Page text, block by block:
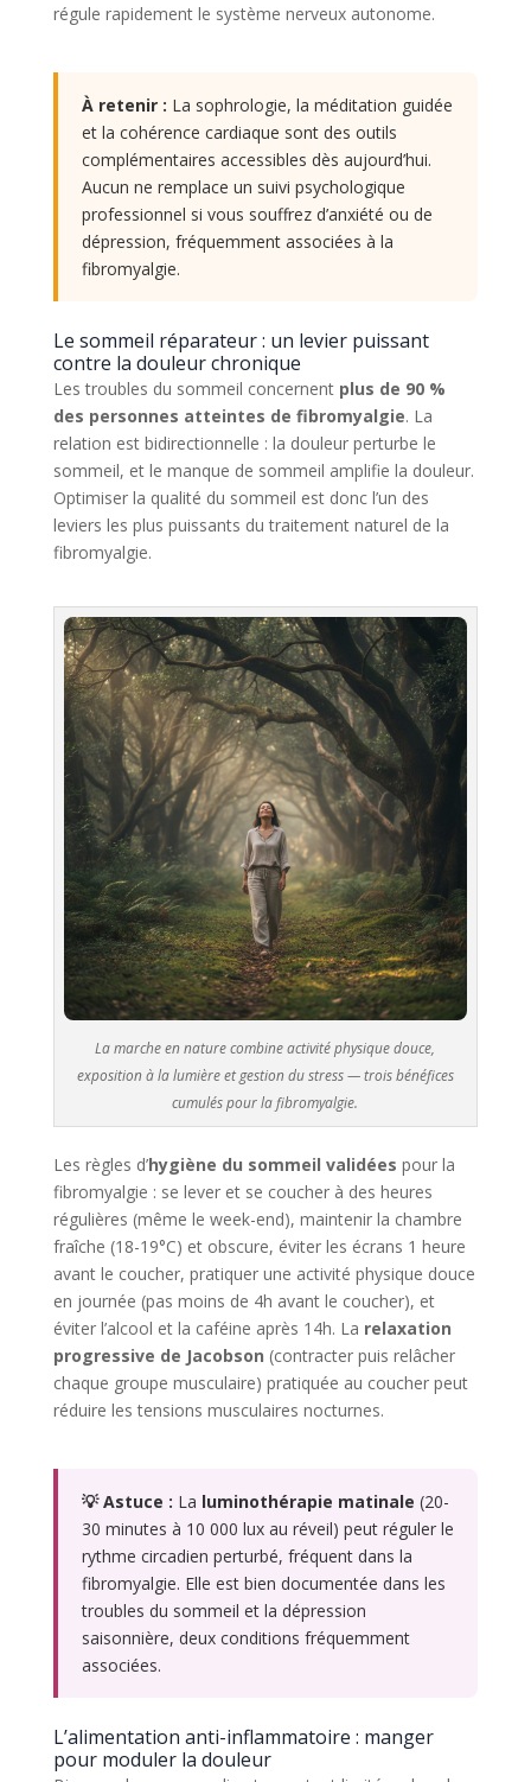
régule rapidement le système nerveux autonome.
À retenir : La sophrologie, la méditation guidée
et la cohérence cardiaque sont des outils
complémentaires accessibles dès aujourd’hui.
Aucun ne remplace un suivi psychologique
professionnel si vous souffrez d’anxiété ou de
dépression, fréquemment associées à la
fibromyalgie.
Le sommeil réparateur : un levier puissant
contre la douleur chronique
Les troubles du sommeil concernent plus de 90 %
des personnes atteintes de fibromyalgie. La
relation est bidirectionnelle : la douleur perturbe le
sommeil, et le manque de sommeil amplifie la douleur.
Optimiser la qualité du sommeil est donc l’un des
leviers les plus puissants du traitement naturel de la
fibromyalgie.
La marche en nature combine activité physique douce,
exposition à la lumière et gestion du stress — trois bénéfices
cumulés pour la fibromyalgie.
Les règles d’hygiène du sommeil validées pour la
fibromyalgie : se lever et se coucher à des heures
régulières (même le week-end), maintenir la chambre
fraîche (18-19°C) et obscure, éviter les écrans 1 heure
avant le coucher, pratiquer une activité physique douce
en journée (pas moins de 4h avant le coucher), et
éviter l’alcool et la caféine après 14h. La relaxation
progressive de Jacobson (contracter puis relâcher
chaque groupe musculaire) pratiquée au coucher peut
réduire les tensions musculaires nocturnes.
💡 Astuce : La luminothérapie matinale (20-
30 minutes à 10 000 lux au réveil) peut réguler le
rythme circadien perturbé, fréquent dans la
fibromyalgie. Elle est bien documentée dans les
troubles du sommeil et la dépression
saisonnière, deux conditions fréquemment
associées.
L’alimentation anti-inflammatoire : manger
pour moduler la douleur